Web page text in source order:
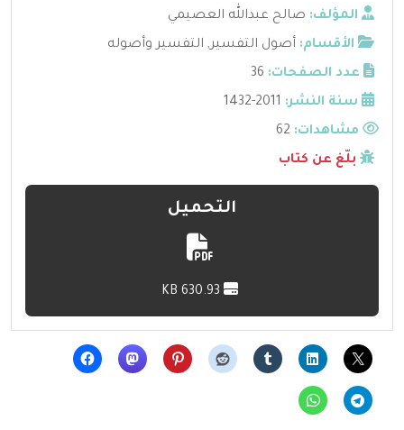
المؤلف: صالح عبدالله العصيمي
الأقسام: أصول التفسير, التفسير وأصوله
عدد الصفحات: 36
سنة النشر: 2011-1432
مشاهدات:
بلّغ عن كتاب
التحميل